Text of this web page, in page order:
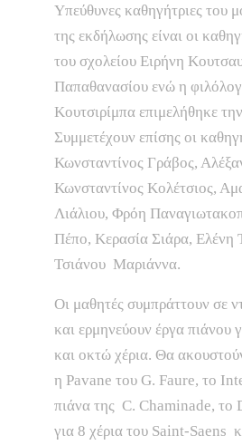
Υπεύθυνες καθηγήτριες του
της εκδήλωσης είναι οι
του σχολείου Ειρήνη
Παπαθανασίου ενώ η
Κουτσιρίμπα επιμελήθηκε
Συμμετέχουν επίσης οι
Κωνσταντίνος Γράβος,
Κωνσταντίνος Κολέτσιος,
Λιάλιου, Φρόη
Πέπο, Κερασία Σιάρα, Ελένη
Τσιάνου Μαριάννα.
Οι μαθητές συμπράττουν σε
και ερμηνεύουν έργα πιάνου
και οκτώ χέρια. Θα
η Pavane του G. Faure, το
πιάνα της C. Chaminade, το
για 8 χέρια του Saint-Saens